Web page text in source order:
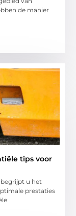
de manier
tips voor
u het
prestaties